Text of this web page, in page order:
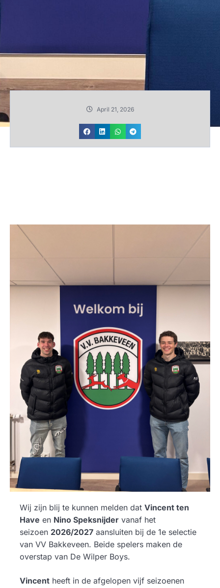
April 21, 2026
Wij zijn blij te kunnen melden dat Vincent ten
Have en Nino Speksnijder vanaf het
seizoen 2026/2027 aansluiten bij de 1e selectie
van VV Bakkeveen. Beide spelers maken de
overstap van De Wilper Boys.
Vincent heeft in de afgelopen vijf seizoenen